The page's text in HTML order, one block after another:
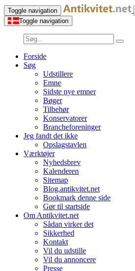
Toggle navigation
Toggle navigation
Forside
Søg
Udstillere
Emne
Sidste nye emner
Bøger
Tilbehør
Konservatorer
Brancheforeninger
Jeg fandt det ikke
Opslagstavlen
Værktøjer
Nyhedsbrev
Kalenderen
Sitemap
Blog.antikvitet.net
Bookmark denne side
Gør til startside
Om Antikvitet.net
Sådan virker det
Sikkerhed
Kontakt
Vil du udstille
Vil du annoncere
Presse